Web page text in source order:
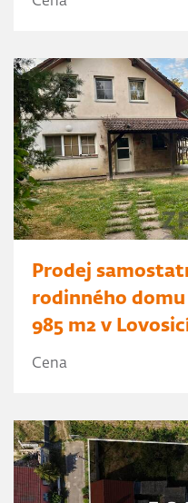
Prodej
rodinného domu
985 m2 v
Cena